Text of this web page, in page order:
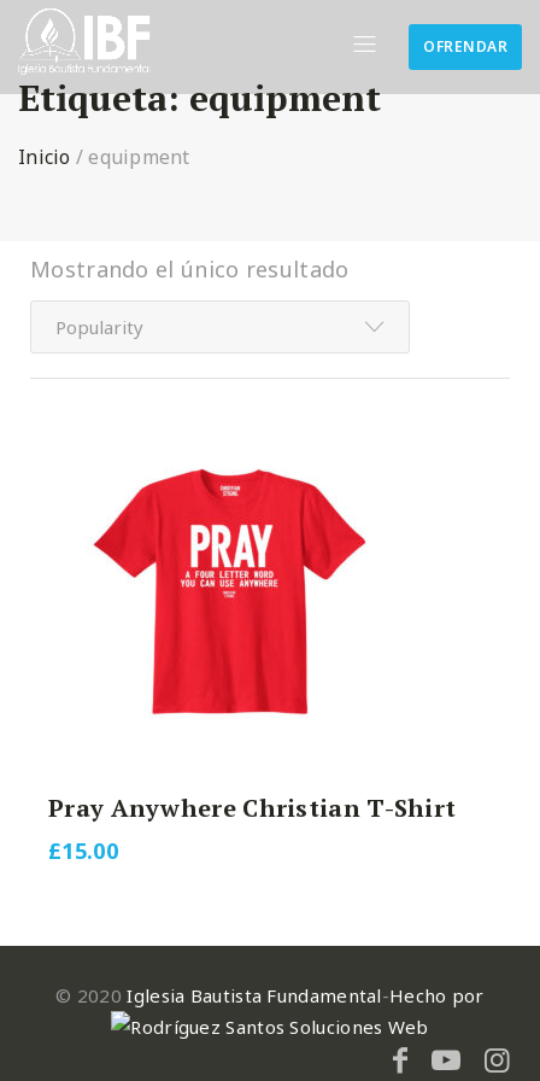
OFRENDAR
Etiqueta:equipment
Inicio /equipment
Mostrando el único resultado
Popularity
Pray Anywhere Christian T-Shirt
£15.00
© 2020Iglesia Bautista Fundamental-Hecho por